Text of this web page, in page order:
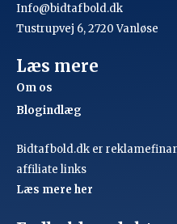
Info@bidtafbold.dk
Tustrupvej 6, 2720 Vanløse
Læs mere
Om os
Blogindlæg
Bidtafbold.dk er
affiliate links
Læs mere her